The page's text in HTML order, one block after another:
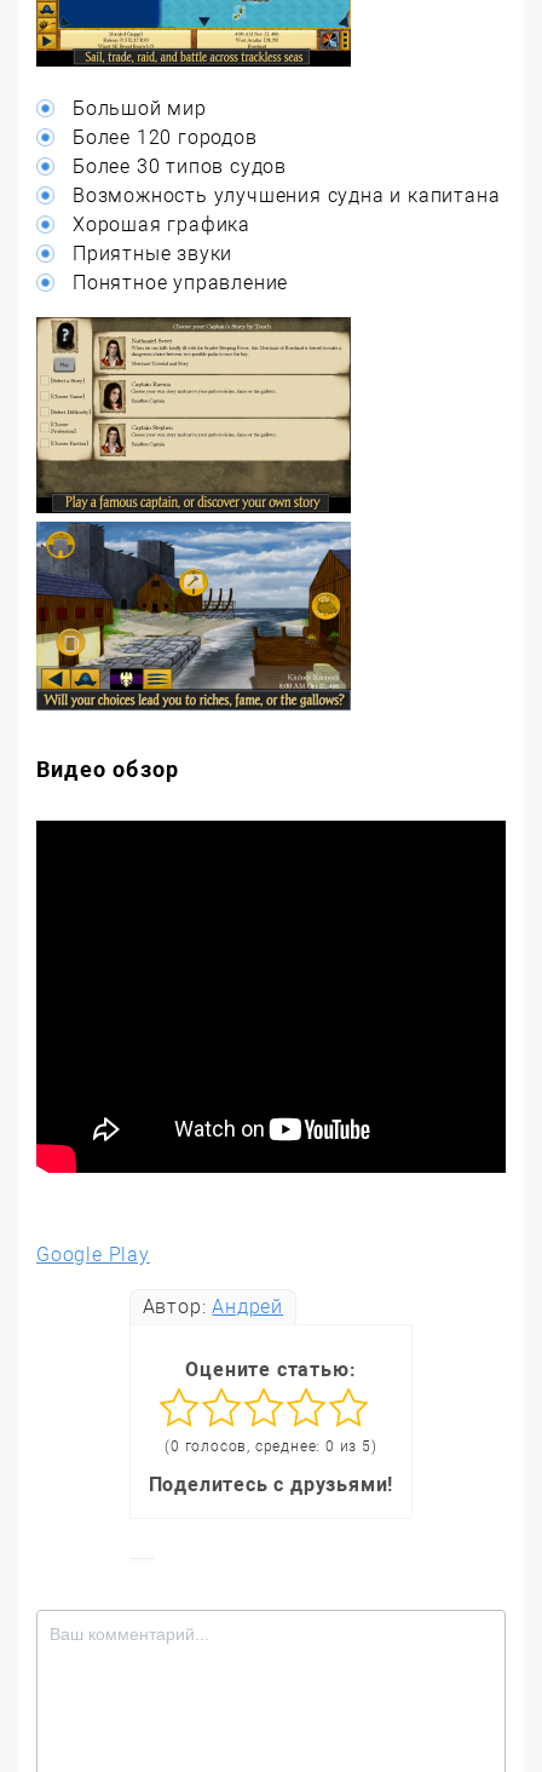
Большой мир
Более 120 городов
Более 30 типов судов
Возможность улучшения судна и капитана
Хорошая графика
Приятные звуки
Понятное управление
Видео обзор
Google Play
Автор:Андрей
Оцените статью:
(0 голосов, среднее: 0 из 5)
Поделитесь с друзьями!